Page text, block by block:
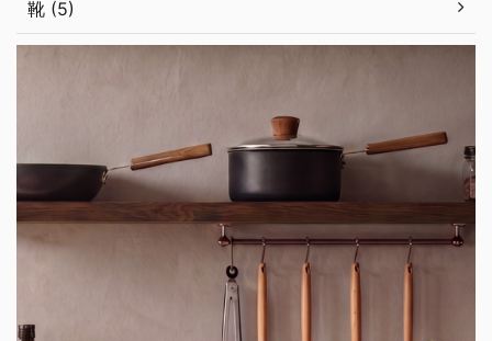
靴 (5)